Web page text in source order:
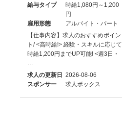
給与タイプ
時給1,080円～1,200
円
雇用形態
アルバイト・パート
【仕事内容】求人のおすすめポイン
ト/ <高時給!> 経験・スキルに応じて
時給1,200円までUP可能! <週3日・
…
求人の更新日
2026-08-06
スポンサー
求人ボックス